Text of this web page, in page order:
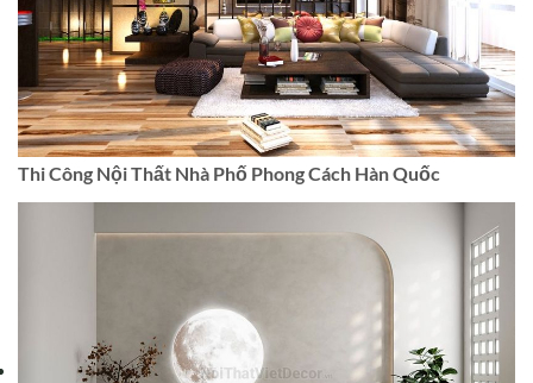
Thi Công Nội Thất Nhà Phố Phong Cách Hàn Quốc